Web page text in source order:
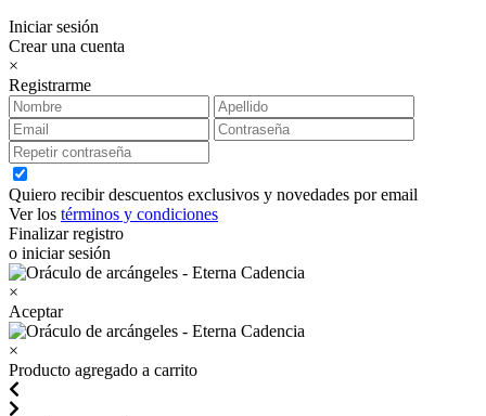
Iniciar sesión
Crear una cuenta
×
Registrarme
Quiero recibir descuentos exclusivos y novedades por email
Ver los términos y condiciones
Finalizar registro
o iniciar sesión
×
Aceptar
×
Producto agregado a carrito